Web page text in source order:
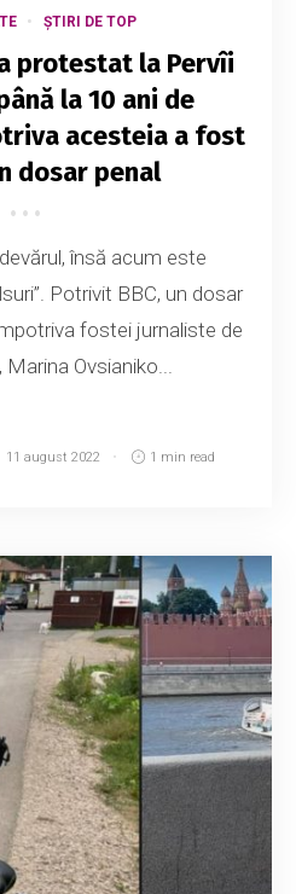
ȘTIRI DE TOP
protestat la Pervîi
la 10 ani de
acesteia a fost
dosar penal
însă acum este
Potrivit BBC, un dosar
fostei jurnaliste de
Marina Ovsianiko...
11 august 2022 1 min read